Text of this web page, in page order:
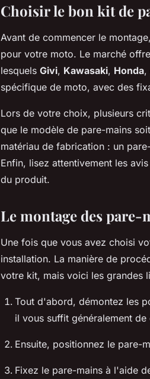
Choisir le bon kit de
Avant de commencer le
pour votre moto. Le marché
lesquels Givi, Kawasaki, Honda,
spécifique de moto, avec des
Lors de votre choix, plusieurs
que le modèle de pare-mains
matériau de fabrication : un
Enfin, lisez attentivement les
du produit.
Le montage des pare-
Une fois que vous avez choisi
installation. La manière de
votre kit, mais voici les grandes
Tout d'abord, démontez les
il vous suffit généralement
Ensuite, positionnez le pare-
Fixez le pare-mains à l'aide